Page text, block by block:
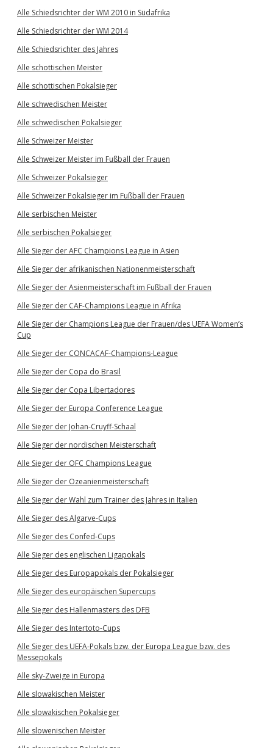
Alle Schiedsrichter der WM 2010 in Südafrika
Alle Schiedsrichter der WM 2014
Alle Schiedsrichter des Jahres
Alle schottischen Meister
Alle schottischen Pokalsieger
Alle schwedischen Meister
Alle schwedischen Pokalsieger
Alle Schweizer Meister
Alle Schweizer Meister im Fußball der Frauen
Alle Schweizer Pokalsieger
Alle Schweizer Pokalsieger im Fußball der Frauen
Alle serbischen Meister
Alle serbischen Pokalsieger
Alle Sieger der AFC Champions League in Asien
Alle Sieger der afrikanischen Nationenmeisterschaft
Alle Sieger der Asienmeisterschaft im Fußball der Frauen
Alle Sieger der CAF-Champions League in Afrika
Alle Sieger der Champions League der Frauen/des UEFA Women’s
Cup
Alle Sieger der CONCACAF-Champions-League
Alle Sieger der Copa do Brasil
Alle Sieger der Copa Libertadores
Alle Sieger der Europa Conference League
Alle Sieger der Johan-Cruyff-Schaal
Alle Sieger der nordischen Meisterschaft
Alle Sieger der OFC Champions League
Alle Sieger der Ozeanienmeisterschaft
Alle Sieger der Wahl zum Trainer des Jahres in Italien
Alle Sieger des Algarve-Cups
Alle Sieger des Confed-Cups
Alle Sieger des englischen Ligapokals
Alle Sieger des Europapokals der Pokalsieger
Alle Sieger des europäischen Supercups
Alle Sieger des Hallenmasters des DFB
Alle Sieger des Intertoto-Cups
Alle Sieger des UEFA-Pokals bzw. der Europa League bzw. des
Messepokals
Alle sky-Zweige in Europa
Alle slowakischen Meister
Alle slowakischen Pokalsieger
Alle slowenischen Meister